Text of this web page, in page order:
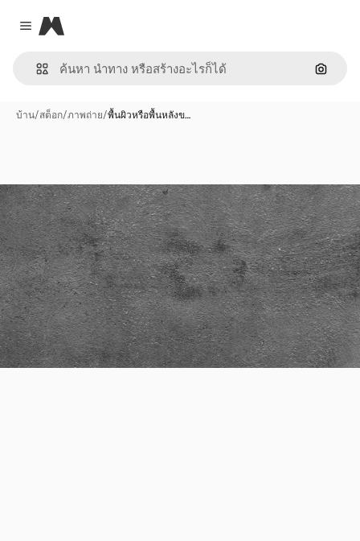
Close menu
Magnific
ค้นหา
บ้าน/สต็อก/ภาพถ่าย/พื้นผิวหรือพื้นหลังข…